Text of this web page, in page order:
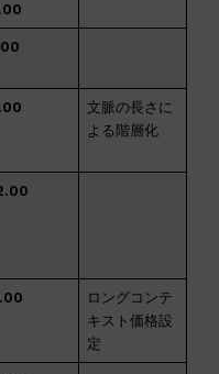
文脈の長さに
よる階層化
ロングコンテ
キスト価格設
定